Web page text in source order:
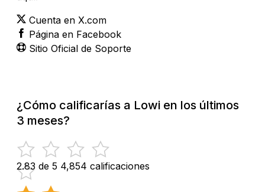
Cuenta en X.com
Página en Facebook
Sitio Oficial de Soporte
¿Cómo calificarías a Lowi en los últimos
3 meses?
2.83 de 5 4,854 calificaciones